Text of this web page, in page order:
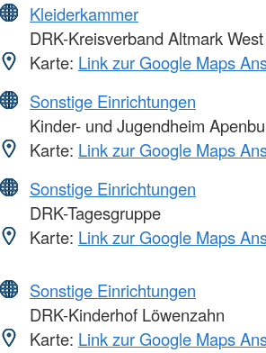
Kleiderkammer
DRK-Kreisverband Altmark West
Karte: Link zur Google Maps
Sonstige Einrichtungen
Kinder- und Jugendheim
Karte: Link zur Google Maps
Sonstige Einrichtungen
DRK-Tagesgruppe
Karte: Link zur Google Maps
Sonstige Einrichtungen
DRK-Kinderhof Löwenzahn
Karte: Link zur Google Maps